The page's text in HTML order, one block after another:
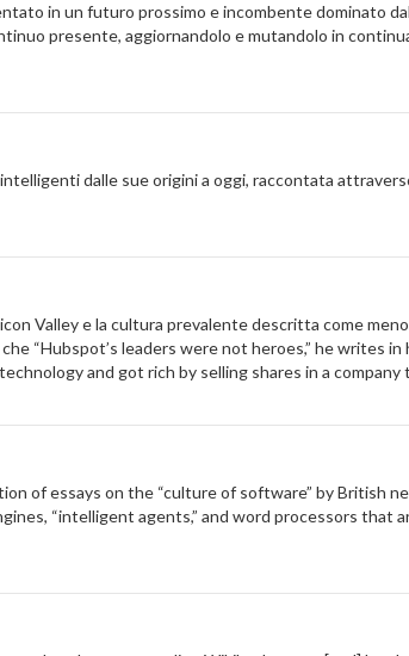
in un futuro prossimo e incombente dominato
presente, aggiornandolo e mutandolo in
dalle sue origini a oggi, raccontata
Valley e la cultura prevalente descritta come
“Hubspot’s leaders were not heroes,” he writes in
and got rich by selling shares in a
of essays on the “culture of software” by British
“intelligent agents,” and word processors that